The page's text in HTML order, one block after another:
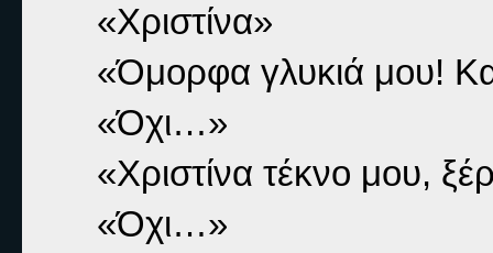
«Χριστίνα»
«Όμορφα γλυκιά μου!
«Όχι…»
«Χριστίνα τέκνο μου,
«Όχι…»